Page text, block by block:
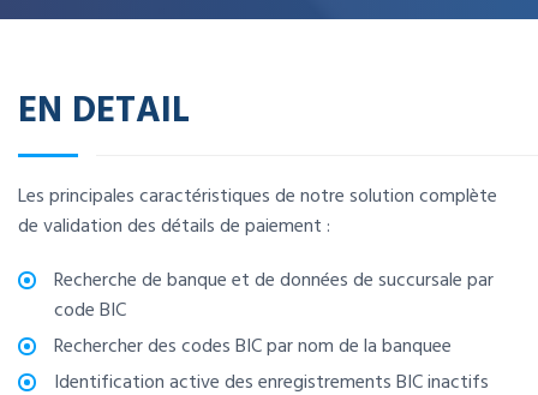
EN DETAIL
Les principales caractéristiques de notre solution complète
de validation des détails de paiement :
Recherche de banque et de données de succursale par
code BIC
Rechercher des codes BIC par nom de la banquee
Identification active des enregistrements BIC inactifs